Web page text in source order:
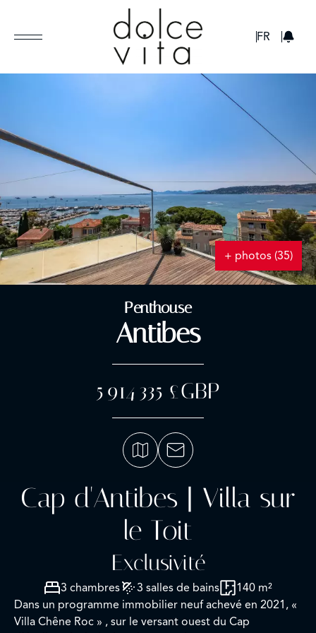
FR
+ photos (35)
Penthouse
Antibes
5 914 335 £GBP
Cap d'Antibes | Villa sur
le Toit
Exclusivité
3 chambres 3 salles de bains
140 m²
Dans un programme immobilier neuf achevé en 2021, «
Villa Chêne Roc » , sur le versant ouest du Cap